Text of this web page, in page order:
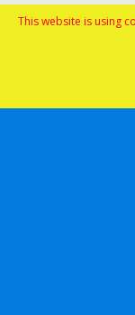
This website is using